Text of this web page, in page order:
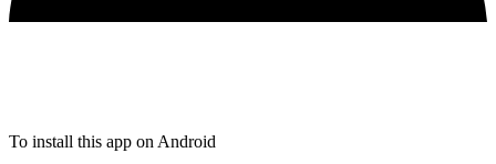
To install this app on Android